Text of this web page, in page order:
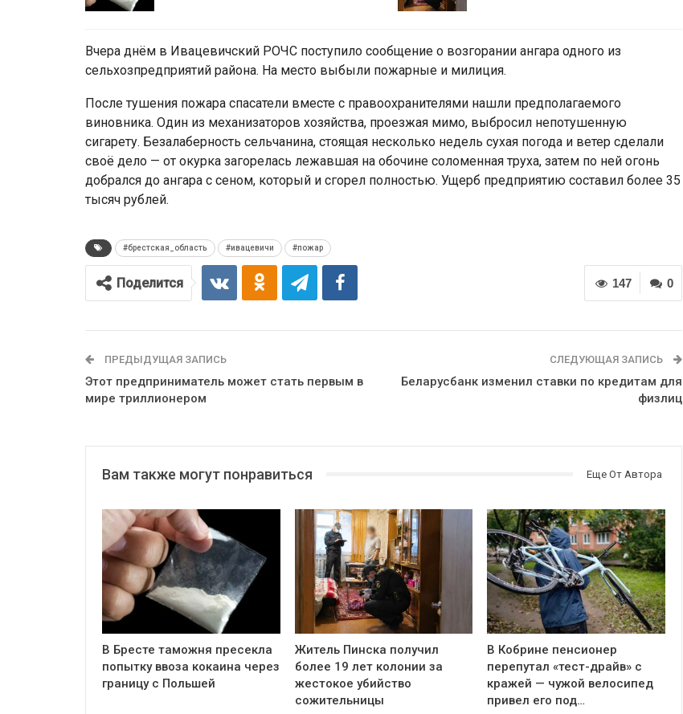
Вчера днём в Ивацевичский РОЧС поступило сообщение о возгорании ангара одного из
сельхозпредприятий района. На место выбыли пожарные и милиция.
После тушения пожара спасатели вместе с правоохранителями нашли предполагаемого
виновника. Один из механизаторов хозяйства, проезжая мимо, выбросил непотушенную
сигарету. Безалаберность сельчанина, стоящая несколько недель сухая погода и ветер сделали
своё дело — от окурка загорелась лежавшая на обочине соломенная труха, затем по ней огонь
добрался до ангара с сеном, который и сгорел полностью. Ущерб предприятию составил более 35
тысяч рублей.
#брестская_область #ивацевичи #пожар
0
147
Поделится
ПРЕДЫДУЩАЯ ЗАПИСЬ
Этот предприниматель может стать первым в
мире триллионером
СЛЕДУЮЩАЯ ЗАПИСЬ
Беларусбанк изменил ставки по кредитам для
физлиц
Вам также могут понравиться Еще От Автора
В Бресте таможня пресекла
попытку ввоза кокаина через
границу с Польшей
Житель Пинска получил
более 19 лет колонии за
жестокое убийство
сожительницы
В Кобрине пенсионер
перепутал «тест-драйв» с
кражей — чужой велосипед
привел его под…